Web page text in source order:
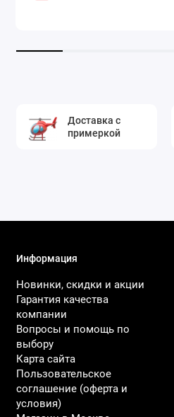
Доставка с
примеркой
Информация
Новинки, скидки и акции
Гарантия качества
компании
Вопросы и помощь по
выбору
Карта сайта
Пользовательское
соглашение (оферта и
условия)